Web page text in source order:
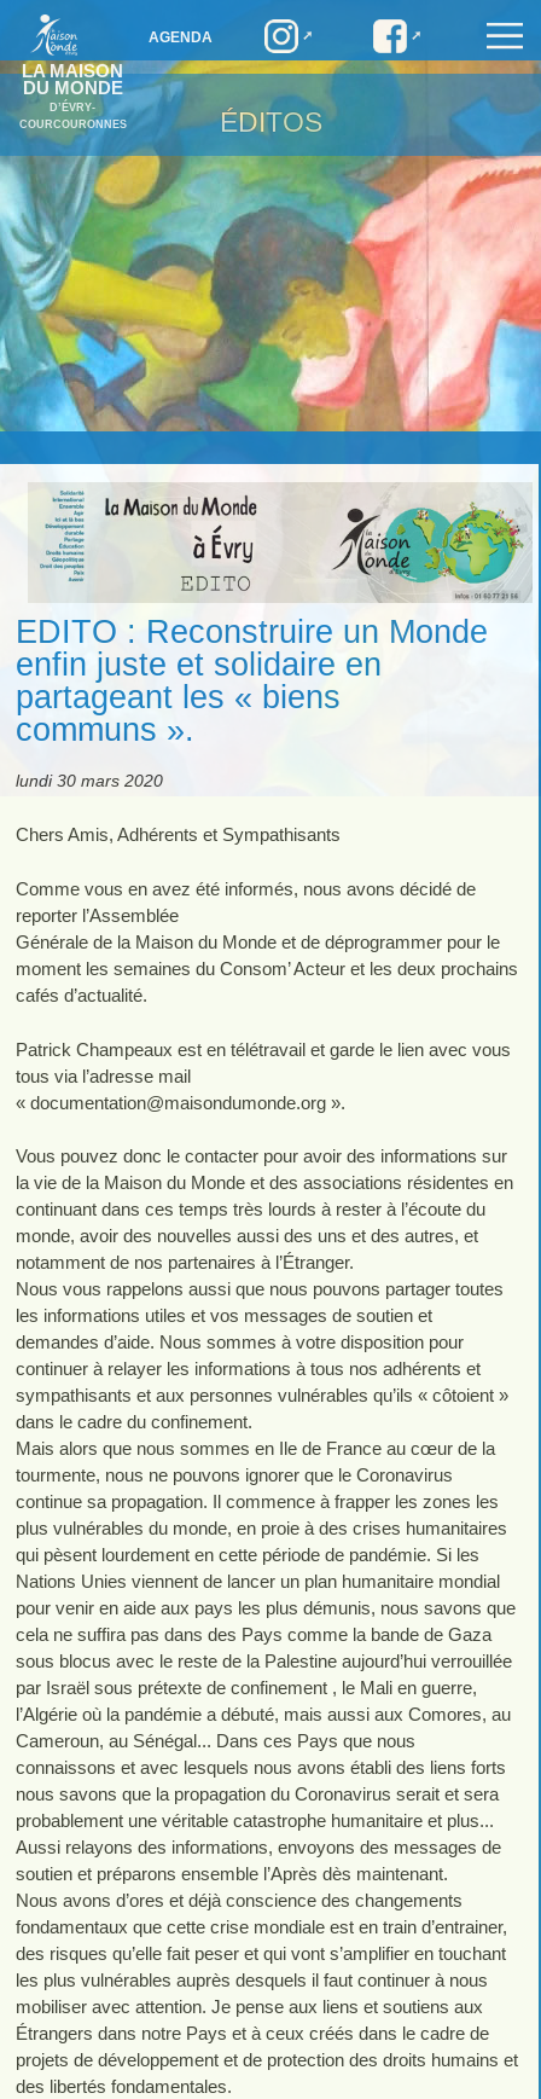
LA MAISON
DU MONDE
D’ÉVRY-
COURCOURONNES
AGENDA
ÉDITOS
EDITO : Reconstruire un Monde
enfin juste et solidaire en
partageant les « biens
communs ».
lundi 30 mars 2020
Chers Amis, Adhérents et Sympathisants
Comme vous en avez été informés, nous avons décidé de
reporter l’Assemblée
Générale de la Maison du Monde et de déprogrammer pour le
moment les semaines du Consom’ Acteur et les deux prochains
cafés d’actualité.
Patrick Champeaux est en télétravail et garde le lien avec vous
tous via l’adresse mail
« documentation@maisondumonde.org ».
Vous pouvez donc le contacter pour avoir des informations sur
la vie de la Maison du Monde et des associations résidentes en
continuant dans ces temps très lourds à rester à l’écoute du
monde, avoir des nouvelles aussi des uns et des autres, et
notamment de nos partenaires à l’Étranger.
Nous vous rappelons aussi que nous pouvons partager toutes
les informations utiles et vos messages de soutien et
demandes d’aide. Nous sommes à votre disposition pour
continuer à relayer les informations à tous nos adhérents et
sympathisants et aux personnes vulnérables qu’ils « côtoient »
dans le cadre du confinement.
Mais alors que nous sommes en Ile de France au cœur de la
tourmente, nous ne pouvons ignorer que le Coronavirus
continue sa propagation. Il commence à frapper les zones les
plus vulnérables du monde, en proie à des crises humanitaires
qui pèsent lourdement en cette période de pandémie. Si les
Nations Unies viennent de lancer un plan humanitaire mondial
pour venir en aide aux pays les plus démunis, nous savons que
cela ne suffira pas dans des Pays comme la bande de Gaza
sous blocus avec le reste de la Palestine aujourd’hui verrouillée
par Israël sous prétexte de confinement , le Mali en guerre,
l’Algérie où la pandémie a débuté, mais aussi aux Comores, au
Cameroun, au Sénégal... Dans ces Pays que nous
connaissons et avec lesquels nous avons établi des liens forts
nous savons que la propagation du Coronavirus serait et sera
probablement une véritable catastrophe humanitaire et plus...
Aussi relayons des informations, envoyons des messages de
soutien et préparons ensemble l’Après dès maintenant.
Nous avons d’ores et déjà conscience des changements
fondamentaux que cette crise mondiale est en train d’entrainer,
des risques qu’elle fait peser et qui vont s’amplifier en touchant
les plus vulnérables auprès desquels il faut continuer à nous
mobiliser avec attention. Je pense aux liens et soutiens aux
Étrangers dans notre Pays et à ceux créés dans le cadre de
projets de développement et de protection des droits humains et
des libertés fondamentales.